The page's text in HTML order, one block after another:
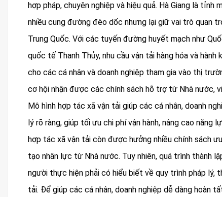
hợp pháp, chuyên nghiệp và hiệu quả. Hà Giang là
nhiều cung đường đèo dốc nhưng lại giữ vai trò quan
Trung Quốc. Với các tuyến đường huyết mạch như
quốc tế Thanh Thủy, nhu cầu vận tải hàng hóa và
cho các cá nhân và doanh nghiệp tham gia vào thị
cơ hội nhận được các chính sách hỗ trợ từ Nhà nước,
Mô hình hợp tác xã vận tải giúp các cá nhân, doanh
lý rõ ràng, giúp tối ưu chi phí vận hành, nâng cao năng
hợp tác xã vận tải còn được hưởng nhiều chính sách
tạo nhân lực từ Nhà nước. Tuy nhiên, quá trình thành
người thực hiện phải có hiểu biết về quy trình pháp lý,
tải. Để giúp các cá nhân, doanh nghiệp dễ dàng hoàn